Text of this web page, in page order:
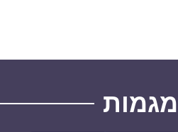
מגמות